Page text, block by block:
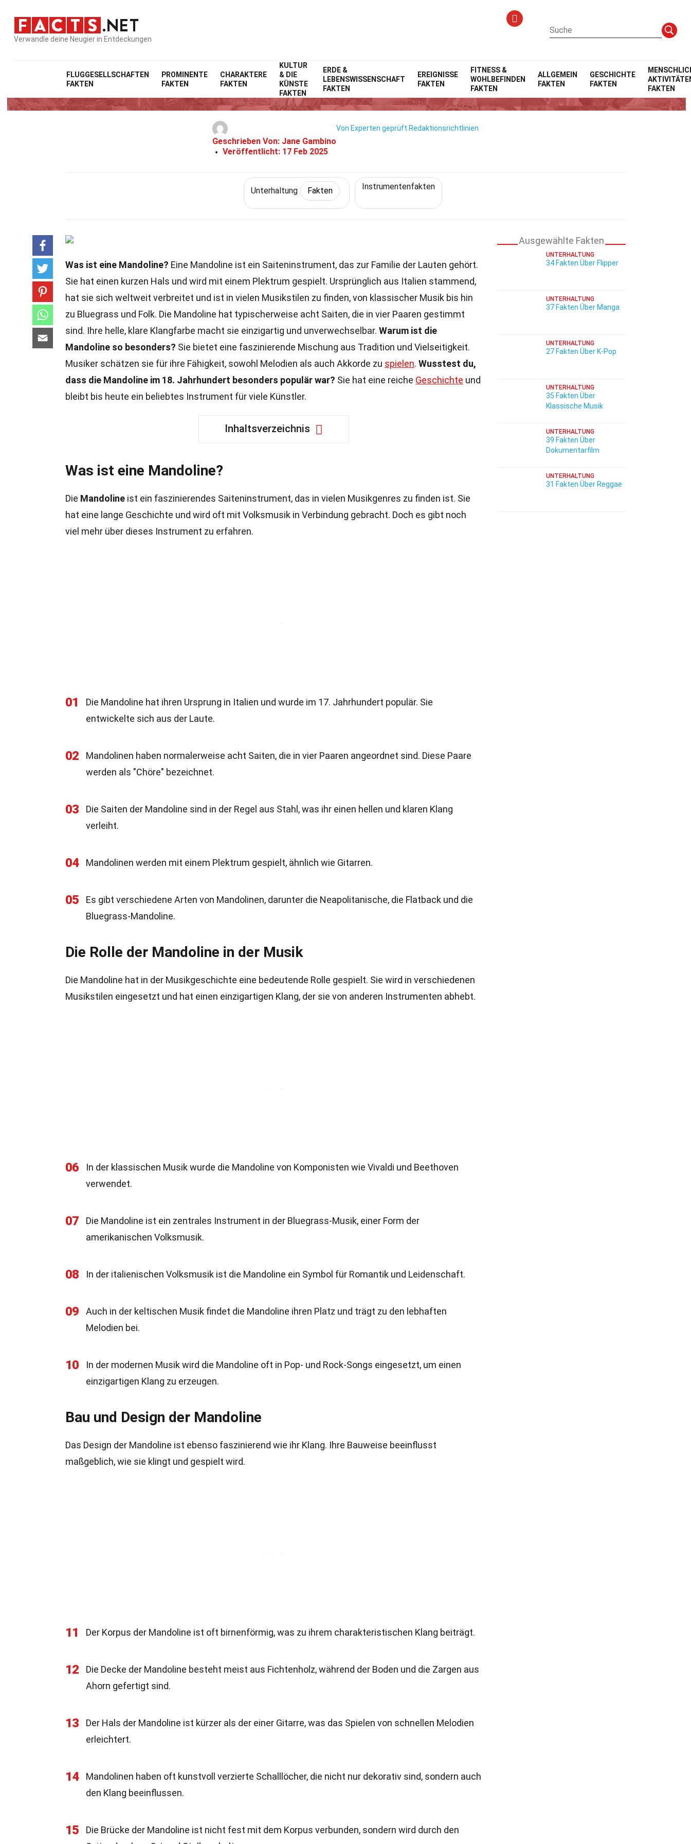
Verwandle deine Neugier in Entdeckungen
FLUGGESELLSCHAFTEN
FAKTEN
PROMINENTE
FAKTEN
CHARAKTERE
FAKTEN
KULTUR
& DIE
KÜNSTE
FAKTEN
ERDE &
LEBENSWISSENSCHAFT
FAKTEN
EREIGNISSE
FAKTEN
FITNESS &
WOHLBEFINDEN
FAKTEN
ALLGEMEIN
FAKTEN
GESCHICHTE
FAKTEN
FAKTEN
Home LebensstilFakten Fakten
29 Fakten Über Mandoline
Geschrieben Von: Jane Gambino
Veröffentlicht: 17 Feb 2025
Von Experten geprüft Redaktionsrichtlinien
Unterhaltung Fakten Instrumentenfakten
Was ist eine Mandoline? Eine Mandoline ist ein Saiteninstrument, das zur Familie der Lauten gehört.
Sie hat einen kurzen Hals und wird mit einem Plektrum gespielt. Ursprünglich aus Italien stammend,
hat sie sich weltweit verbreitet und ist in vielen Musikstilen zu finden, von klassischer Musik bis hin
zu Bluegrass und Folk. Die Mandoline hat typischerweise acht Saiten, die in vier Paaren gestimmt
sind. Ihre helle, klare Klangfarbe macht sie einzigartig und unverwechselbar. Warum ist die
Mandoline so besonders? Sie bietet eine faszinierende Mischung aus Tradition und Vielseitigkeit.
Musiker schätzen sie für ihre Fähigkeit, sowohl Melodien als auch Akkorde zu spielen. Wusstest du,
dass die Mandoline im 18. Jahrhundert besonders populär war? Sie hat eine reiche Geschichte und
bleibt bis heute ein beliebtes Instrument für viele Künstler.
Inhaltsverzeichnis
Was ist eine Mandoline?
Die Mandoline ist ein faszinierendes Saiteninstrument, das in vielen Musikgenres zu finden ist. Sie
hat eine lange Geschichte und wird oft mit Volksmusik in Verbindung gebracht. Doch es gibt noch
viel mehr über dieses Instrument zu erfahren.
01
Die Mandoline hat ihren Ursprung in Italien und wurde im 17. Jahrhundert populär. Sie
entwickelte sich aus der Laute.
02
Mandolinen haben normalerweise acht Saiten, die in vier Paaren angeordnet sind. Diese Paare
werden als "Chöre" bezeichnet.
03
Die Saiten der Mandoline sind in der Regel aus Stahl, was ihr einen hellen und klaren Klang
verleiht.
04 Mandolinen werden mit einem Plektrum gespielt, ähnlich wie Gitarren.
05
Es gibt verschiedene Arten von Mandolinen, darunter die Neapolitanische, die Flatback und die
Bluegrass-Mandoline.
Die Rolle der Mandoline in der Musik
Die Mandoline hat in der Musikgeschichte eine bedeutende Rolle gespielt. Sie wird in verschiedenen
Musikstilen eingesetzt und hat einen einzigartigen Klang, der sie von anderen Instrumenten abhebt.
06
In der klassischen Musik wurde die Mandoline von Komponisten wie Vivaldi und Beethoven
verwendet.
07
Die Mandoline ist ein zentrales Instrument in der Bluegrass-Musik, einer Form der
amerikanischen Volksmusik.
08 In der italienischen Volksmusik ist die Mandoline ein Symbol für Romantik und Leidenschaft.
09
Auch in der keltischen Musik findet die Mandoline ihren Platz und trägt zu den lebhaften
Melodien bei.
10
In der modernen Musik wird die Mandoline oft in Pop- und Rock-Songs eingesetzt, um einen
einzigartigen Klang zu erzeugen.
Bau und Design der Mandoline
Das Design der Mandoline ist ebenso faszinierend wie ihr Klang. Ihre Bauweise beeinflusst
maßgeblich, wie sie klingt und gespielt wird.
11 Der Korpus der Mandoline ist oft birnenförmig, was zu ihrem charakteristischen Klang beiträgt.
12
Die Decke der Mandoline besteht meist aus Fichtenholz, während der Boden und die Zargen aus
Ahorn gefertigt sind.
13
Der Hals der Mandoline ist kürzer als der einer Gitarre, was das Spielen von schnellen Melodien
erleichtert.
14
Mandolinen haben oft kunstvoll verzierte Schalllöcher, die nicht nur dekorativ sind, sondern auch
den Klang beeinflussen.
15
Die Brücke der Mandoline ist nicht fest mit dem Korpus verbunden, sondern wird durch den
Ausgewählte Fakten
UNTERHALTUNG
34 Fakten Über Flipper
UNTERHALTUNG
37 Fakten Über Manga
UNTERHALTUNG
27 Fakten Über K-Pop
UNTERHALTUNG
35 Fakten Über
Klassische Musik
UNTERHALTUNG
39 Fakten Über
Dokumentarfilm
UNTERHALTUNG
31 Fakten Über Reggae